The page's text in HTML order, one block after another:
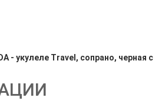
- укулеле Travel, сопрано, черная с